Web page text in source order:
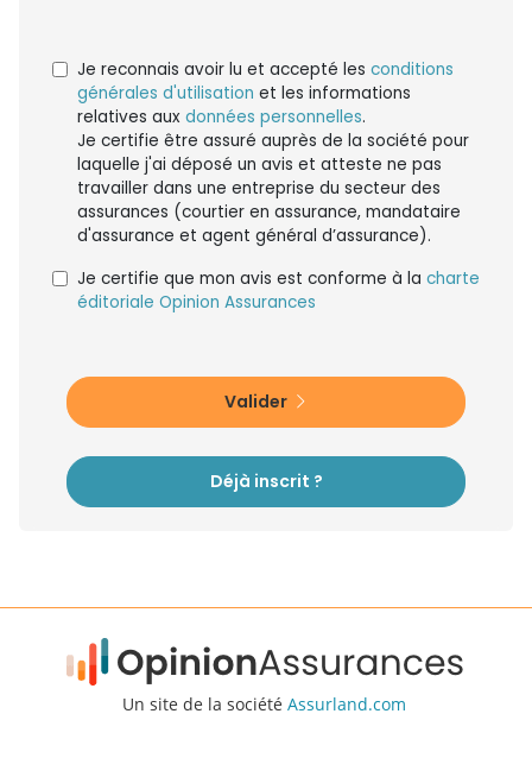
Je reconnais avoir lu et accepté les conditions
générales d'utilisation et les informations
relatives aux données personnelles.
Je certifie être assuré auprès de la société pour
laquelle j'ai déposé un avis et atteste ne pas
travailler dans une entreprise du secteur des
assurances (courtier en assurance, mandataire
d'assurance et agent général d’assurance).
Je certifie que mon avis est conforme à la charte
éditoriale Opinion Assurances
Valider
Déjà inscrit ?
Un site de la société Assurland.com